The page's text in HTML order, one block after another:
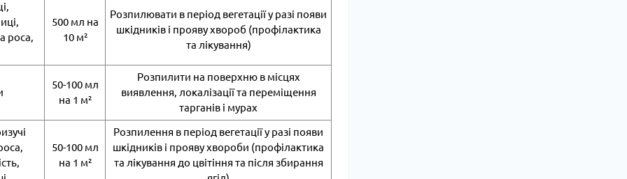
роса,
500 мл на
10 м²
Розпилювати в період вегетації у разі появи
шкідників і прояву хвороб (профілактика
та лікування)
50-100 мл
на 1 м²
Розпилити на поверхню в місцях
виявлення, локалізації та переміщення
тарганів і мурах
50-100 мл
на 1 м²
Розпилення в період вегетації у разі появи
шкідників і прояву хвороби (профілактика
та лікування до цвітіння та після збирання